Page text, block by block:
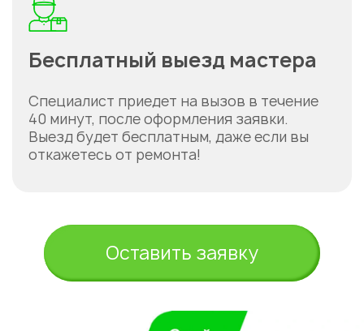
Бесплатный выезд мастера
Специалист приедет на вызов в течение
40 минут, после оформления заявки.
Выезд будет бесплатным, даже если вы
откажетесь от ремонта!
Оставить заявку